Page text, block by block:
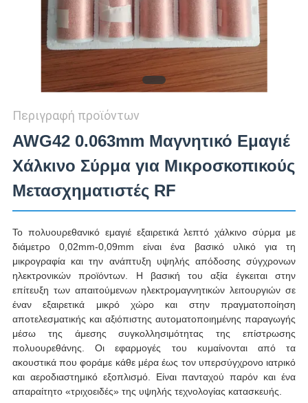
Περιγραφή προϊόντων
AWG42 0.063mm Μαγνητικό Εμαγιέ
Χάλκινο Σύρμα για Μικροσκοπικούς
Μετασχηματιστές RF
Το πολυουρεθανικό εμαγιέ εξαιρετικά λεπτό χάλκινο σύρμα με
διάμετρο 0,02mm-0,09mm είναι ένα βασικό υλικό για τη
μικρογραφία και την ανάπτυξη υψηλής απόδοσης σύγχρονων
ηλεκτρονικών προϊόντων. Η βασική του αξία έγκειται στην
επίτευξη των απαιτούμενων ηλεκτρομαγνητικών λειτουργιών σε
έναν εξαιρετικά μικρό χώρο και στην πραγματοποίηση
αποτελεσματικής και αξιόπιστης αυτοματοποιημένης παραγωγής
μέσω της άμεσης συγκολλησιμότητας της επίστρωσης
πολυουρεθάνης. Οι εφαρμογές του κυμαίνονται από τα
ακουστικά που φοράμε κάθε μέρα έως τον υπερσύγχρονο ιατρικό
και αεροδιαστημικό εξοπλισμό. Είναι πανταχού παρόν και ένα
απαραίτητο «τριχοειδές» της υψηλής τεχνολογίας κατασκευής.